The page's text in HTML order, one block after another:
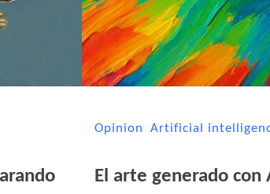
Opinion Artificial
El arte generado con